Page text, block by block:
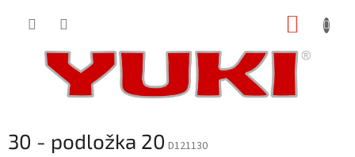
30 - podložka 20 D121130